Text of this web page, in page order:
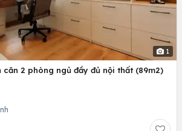
1
căn 2 phòng ngủ đầy đủ nội thất (89m2)